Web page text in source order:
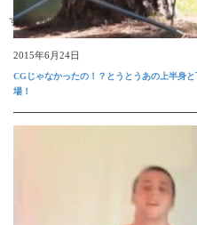
すごい動画
2015年6月24日
CGじゃなかったの！？とうとうあの上半身
場！